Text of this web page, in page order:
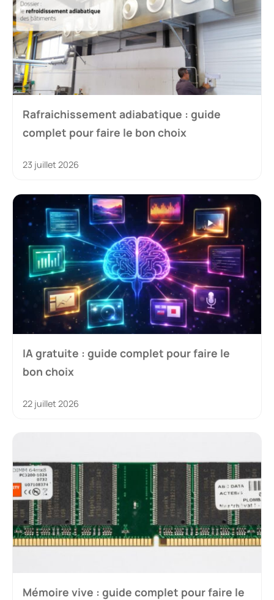
Rafraichissement adiabatique : guide
complet pour faire le bon choix
23 juillet 2026
IA gratuite : guide complet pour faire le
bon choix
22 juillet 2026
Mémoire vive : guide complet pour faire le